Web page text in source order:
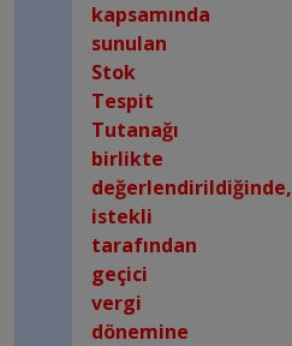
kapsamında
sunulan
Stok
Tespit
Tutanağı
birlikte
değerlendirildiğinde,
istekli
tarafından
geçici
vergi
dönemine